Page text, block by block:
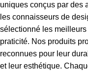
uniques conçus par des
les connaisseurs de
sélectionné les
praticité. Nos produits
reconnues pour leur
et leur esthétique.